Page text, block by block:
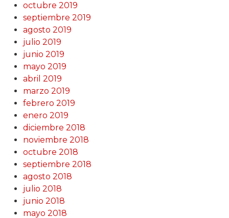
octubre 2019
septiembre 2019
agosto 2019
julio 2019
junio 2019
mayo 2019
abril 2019
marzo 2019
febrero 2019
enero 2019
diciembre 2018
noviembre 2018
octubre 2018
septiembre 2018
agosto 2018
julio 2018
junio 2018
mayo 2018